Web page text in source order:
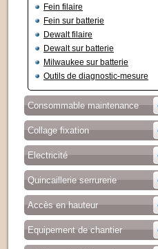
Fein filaire
Fein sur batterie
Dewalt filaire
Dewalt sur batterie
Milwaukee sur batterie
Outils de diagnostic-mesure
Consommable maintenance
Collage fixation
Electricité
Quincaillerie serrurerie
Accès en hauteur
Equipement de chantier